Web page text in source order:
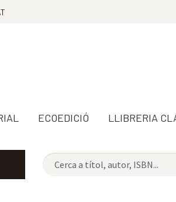
ECOEDICIÓ LLIBRERIA